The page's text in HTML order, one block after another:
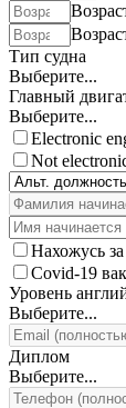
Тип судна
Выберите...
Главный
Выберите...
Electronic
Not
Нахожусь
Covid-19
Уровень
Выберите...
Диплом
Выберите...